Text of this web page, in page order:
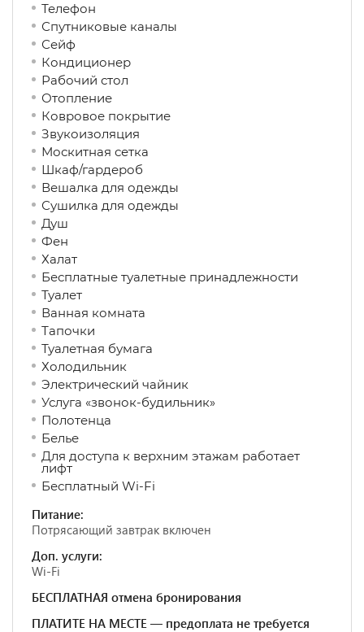
Телефон
Спутниковые каналы
Сейф
Кондиционер
Рабочий стол
Отопление
Ковровое покрытие
Звукоизоляция
Москитная сетка
Шкаф/гардероб
Вешалка для одежды
Сушилка для одежды
Душ
Фен
Халат
Бесплатные туалетные принадлежности
Туалет
Ванная комната
Тапочки
Туалетная бумага
Холодильник
Электрический чайник
Услуга «звонок-будильник»
Полотенца
Белье
Для доступа к верхним этажам работает
лифт
Бесплатный Wi-Fi
Питание:
Потрясающий завтрак включен
Доп. услуги:
Wi-Fi
БЕСПЛАТНАЯ отмена бронирования
ПЛАТИТЕ НА МЕСТЕ — предоплата не требуется